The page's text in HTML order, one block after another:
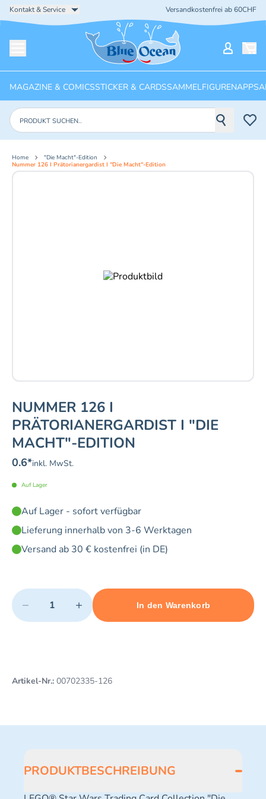
Kontakt & Service Versandkostenfrei ab 60CHF
Startseite
MAGAZINE & COMICSSTICKER & CARDSSAMMELFIGURENAPPS
Produkte suchen
Home
"Die Macht"-Edition
Nummer 126 I Prätorianergardist I "Die Macht"-Edition
NUMMER 126 I
PRÄTORIANERGARDIST I "DIE
MACHT"-EDITION
0.6*inkl. MwSt.
Auf Lager
Auf Lager - sofort verfügbar
Lieferung innerhalb von 3-6 Werktagen
Versand ab 30 € kostenfrei (in DE)
Quantity
− +
Minimum quantity: 1 Maximum quantity: 3
In den Warenkorb
Add 1 item to cart
Artikel-Nr.: 00702335-126
PRODUKTBESCHREIBUNG